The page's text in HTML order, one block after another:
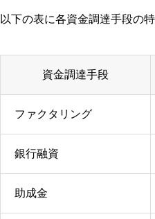
以下の表に各資金調達手段の
資金調達手段
ファクタリング
銀行融資
助成金